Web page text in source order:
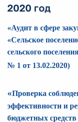
2020 год
«Аудит в сфере
«Сельское
сельского
№ 1 от 13.02.2020)
«Проверка
эффективности и
бюджетных